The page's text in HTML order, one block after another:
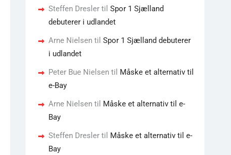
Steffen Dresler til Spor 1 Sjælland
debuterer i udlandet
Arne Nielsen til Spor 1 Sjælland debuterer
i udlandet
Peter Bue Nielsen til Måske et alternativ til
e-Bay
Arne Nielsen til Måske et alternativ til e-
Bay
Steffen Dresler til Måske et alternativ til e-
Bay